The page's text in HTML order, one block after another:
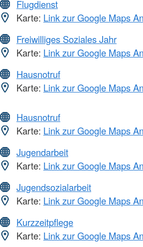
Flugdienst
Karte: Link zur Google Maps
Freiwilliges Soziales Jahr
Karte: Link zur Google Maps
Hausnotruf
Karte: Link zur Google Maps
Hausnotruf
Karte: Link zur Google Maps
Jugendarbeit
Karte: Link zur Google Maps
Jugendsozialarbeit
Karte: Link zur Google Maps
Kurzzeitpflege
Karte: Link zur Google Maps